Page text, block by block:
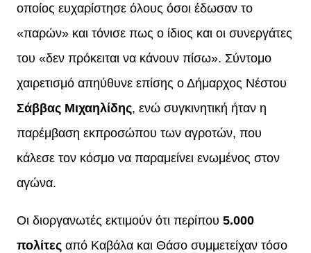
οποίος ευχαρίστησε όλους όσοι έδωσαν το
«παρών» και τόνισε πως ο ίδιος και οι συνεργάτες
του «δεν πρόκειται να κάνουν πίσω». Σύντομο
χαιρετισμό απηύθυνε επίσης ο Δήμαρχος Νέστου
Σάββας Μιχαηλίδης, ενώ συγκινητική ήταν η
παρέμβαση εκπροσώπου των αγροτών, που
κάλεσε τον κόσμο να παραμείνει ενωμένος στον
αγώνα.
Οι διοργανωτές εκτιμούν ότι περίπου 5.000
πολίτες από Καβάλα και Θάσο συμμετείχαν τόσο